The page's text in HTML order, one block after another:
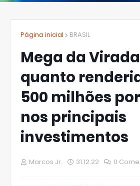
Página inicial BRASIL
Mega da
quanto
500 milhões
nos principais
investimentos
Marcos Jr. 31.12.22 0